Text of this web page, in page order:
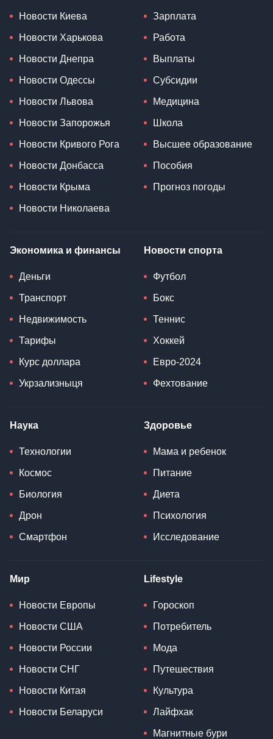
Новости Киева
Новости Харькова
Новости Днепра
Новости Одессы
Новости Львова
Новости Запорожья
Новости Кривого Рога
Новости Донбасса
Новости Крыма
Новости Николаева
Зарплата
Работа
Выплаты
Субсидии
Медицина
Школа
Высшее образование
Пособия
Прогноз погоды
Экономика и финансы
Деньги
Транспорт
Недвижимость
Тарифы
Курс доллара
Укрзализныця
Новости спорта
Футбол
Бокс
Теннис
Хоккей
Евро-2024
Фехтование
Наука
Технологии
Космос
Биология
Дрон
Смартфон
Здоровье
Мама и ребенок
Питание
Диета
Психология
Исследование
Мир
Новости Европы
Новости США
Новости России
Новости СНГ
Новости Китая
Новости Беларуси
Lifestyle
Гороскоп
Потребитель
Мода
Путешествия
Культура
Лайфхак
Магнитные бури